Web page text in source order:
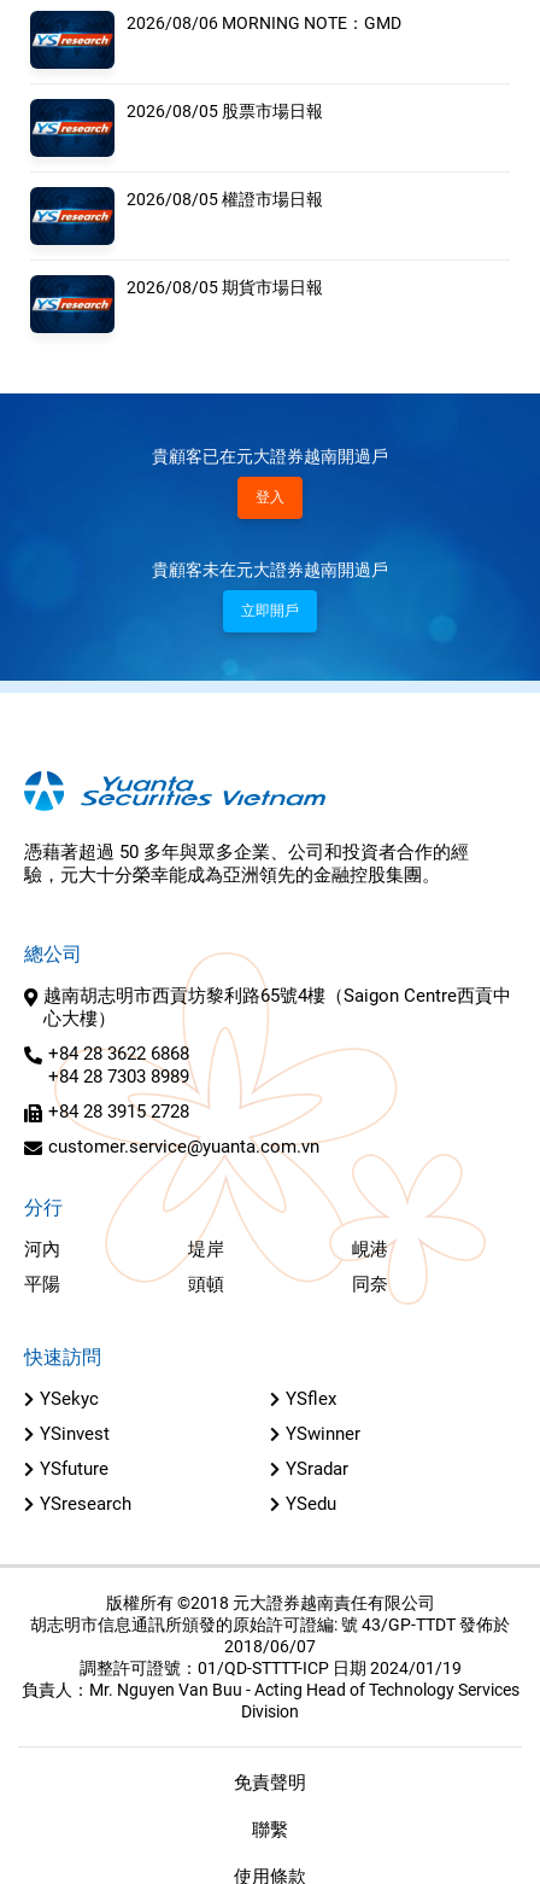
2026/08/06 MORNING NOTE：GMD
2026/08/05 股票市場日報
2026/08/05 權證市場日報
2026/08/05 期貨市場日報
貴顧客已在元大證券越南開過戶
登入
貴顧客未在元大證券越南開過戶
立即開戶
憑藉著超過 50 多年與眾多企業、公司和投資者合作的經
驗，元大十分榮幸能成為亞洲領先的金融控股集團。
總公司
越南胡志明市西貢坊黎利路65號4樓（Saigon Centre西貢中
心大樓）
+84 28 3622 6868
+84 28 7303 8989
+84 28 3915 2728
customer.service@yuanta.com.vn
分行
河內 堤岸
峴港
平陽
頭頓 同奈
快速訪問
YSekyc
YSflex
YSinvest
YSwinner
YSfuture
YSradar
YSresearch
YSedu
版權所有 ©2018 元大證券越南責任有限公司
胡志明市信息通訊所頒發的原始許可證編: 號 43/GP-TTDT 發佈於
2018/06/07
調整許可證號：01/QD-STTTT-ICP 日期 2024/01/19
負責人：Mr. Nguyen Van Buu - Acting Head of Technology Services
Division
免責聲明
聯繫
使用條款